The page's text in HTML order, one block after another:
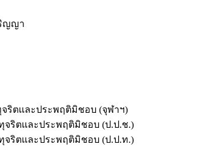
ญญา
จริตและประพฤติมิชอบ (จุฬาฯ)
จริตและประพฤติมิชอบ (ป.ป.ช.)
จริตและประพฤติมิชอบ (ป.ป.ท.)